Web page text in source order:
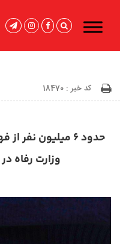
کد خبر : 18470
حدود ۶ میلیون
وزارت رفاه